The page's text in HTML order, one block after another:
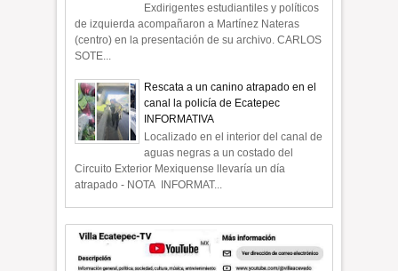
Exdirigentes estudiantiles y políticos
de izquierda acompañaron a Martínez Nateras
(centro) en la presentación de su archivo. CARLOS
SOTE...
Rescata a un canino atrapado en el
canal la policía de Ecatepec
INFORMATIVA
Localizado en el interior del canal de
aguas negras a un costado del
Circuito Exterior Mexiquense llevaría un día
atrapado - NOTA INFORMAT...